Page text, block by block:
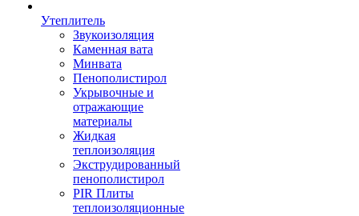
Утеплитель
Звукоизоляция
Каменная вата
Минвата
Пенополистирол
Укрывочные и
отражающие
материалы
Жидкая
теплоизоляция
Экструдированный
пенополистирол
PIR Плиты
теплоизоляционные